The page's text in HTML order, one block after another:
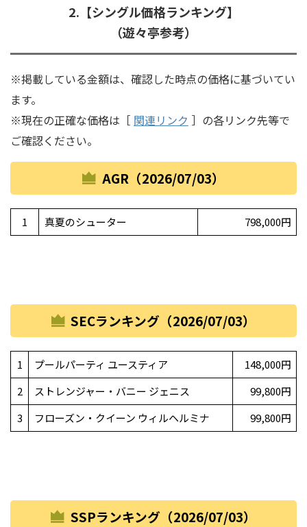
2.【シングル価格ランキング】
（遊々亭参考）
※掲載している金額は、確認した時点の価格に基づいてい
ます。
※現在の正確な価格は［ 関連リンク ］の各リンク先等で
ご確認ください。
AGR（2026/07/03）
1 真夏のシューター 798,000円
SECランキング（2026/07/03）
1 プールパーティ ユースティア
148,000円
2
ストレンジャー・バニー ジェニス
99,800円
3
フローズン・クイーン ウィルヘルミナ 99,800円
SSPランキング（2026/07/03）